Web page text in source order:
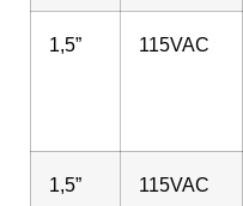
1,5” 115VAC
1,5” 115VAC